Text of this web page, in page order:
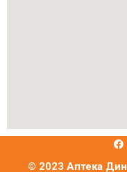
© 2023 Аптека